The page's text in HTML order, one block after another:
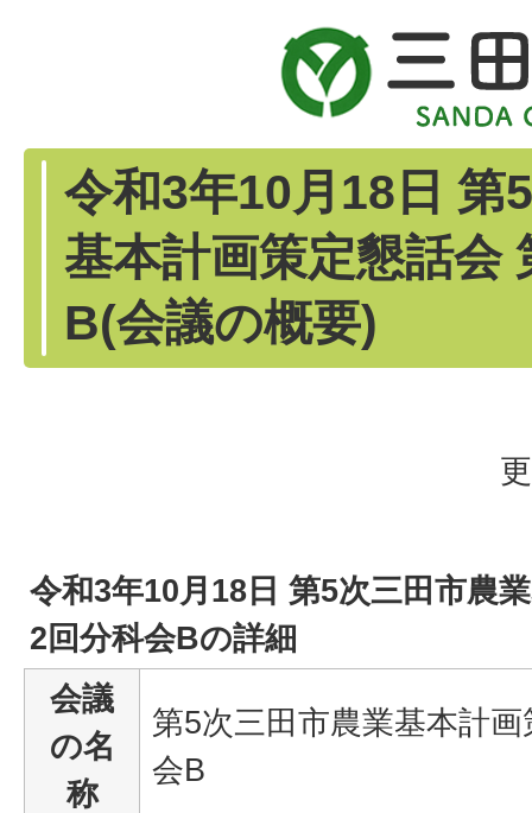
令和3年10月18日 第
基本計画策定懇話会
B(会議の概要)
令和3年10月18日 第5次三田市農
2回分科会Bの詳細
会議
の名
称
第5次三田市農業基本計
会B